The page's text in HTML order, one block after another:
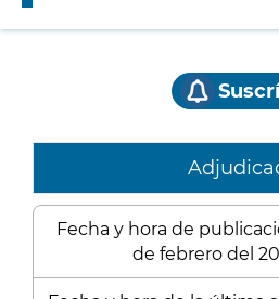
Fecha y hora de
de febrero del